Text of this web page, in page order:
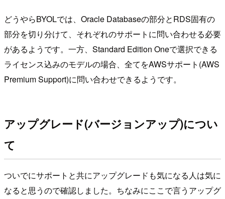
どうやらBYOLでは、Oracle Databaseの部分とRDS固有の
部分を切り分けて、それぞれのサポートに問い合わせる必要
があるようです。一方、Standard Edition Oneで選択できる
ライセンス込みのモデルの場合、全てをAWSサポート(AWS
Premium Support)に問い合わせできるようです。
アップグレード(バージョンアップ)につい
て
ついでにサポートと共にアップグレードも気になる人は気に
なると思うので確認しました。ちなみにここで言うアップグ